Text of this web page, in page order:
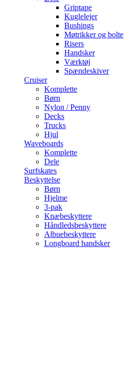
Griptape
Kuglelejer
Bushings
Møtrikker og bolte
Risers
Handsker
Værktøj
Spændeskiver
Cruiser
Komplette
Børn
Nylon / Penny
Decks
Trucks
Hjul
Waveboards
Komplette
Dele
Surfskates
Beskyttelse
Børn
Hjelme
3-pak
Knæbeskyttere
Håndledsbeskyttere
Albuebeskyttere
Longboard handsker